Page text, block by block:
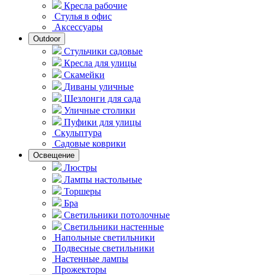
Кресла рабочие
Стулья в офис
Аксессуары
Outdoor
Стульчики садовые
Кресла для улицы
Скамейки
Диваны уличные
Шезлонги для сада
Уличные столики
Пуфики для улицы
Скульптура
Садовые коврики
Освещение
Люстры
Лампы настольные
Торшеры
Бра
Светильники потолочные
Светильники настенные
Напольные светильники
Подвесные светильники
Hастенные лампы
Прожекторы